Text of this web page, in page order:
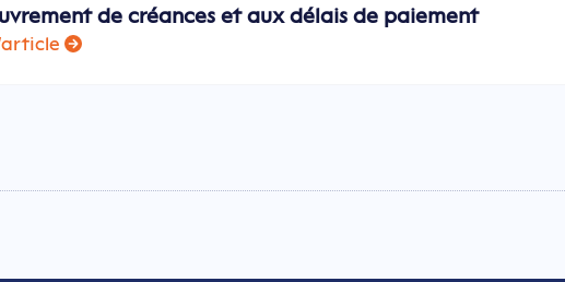
de créances et aux délais de paiement